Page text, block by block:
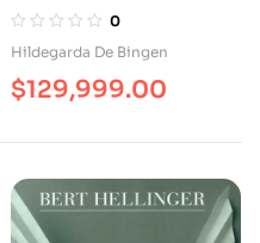
Que Curan. Enseñanzas
Divinas Sobre La
0
Hildegarda De Bingen
$129,999.00